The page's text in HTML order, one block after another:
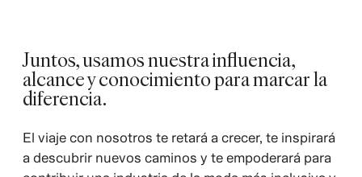
Juntos, usamos nuestra influencia,
alcance y conocimiento para marcar la
diferencia.
El viaje con nosotros te retará a crecer, te inspirará
a descubrir nuevos caminos y te empoderará para